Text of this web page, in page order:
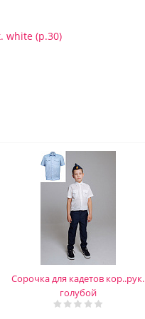
white (р.30)
Сорочка для кадетов кор..рук.
голубой